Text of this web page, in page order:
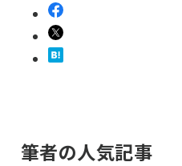
筆者の人気記事